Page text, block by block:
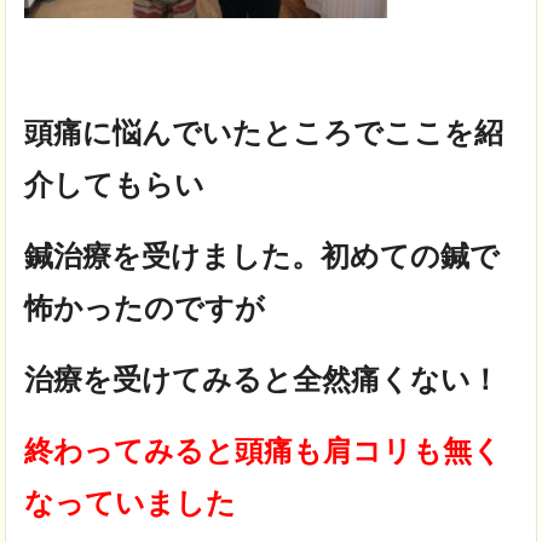
頭痛に悩んでいたところでここを紹
介してもらい
鍼治療を受けました。初めての鍼で
怖かったのですが
治療を受けてみると全然痛くない！
終わってみると頭痛も肩コリも無く
なっていました